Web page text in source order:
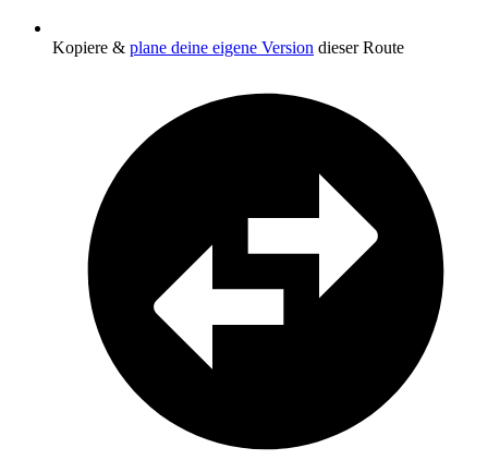
Kopiere & plane deine eigene Version dieser Route